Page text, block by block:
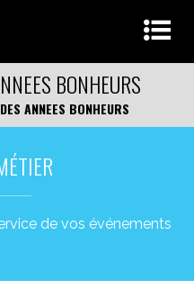
BONHEURS
ANNEES BONHEURS
de vos événements